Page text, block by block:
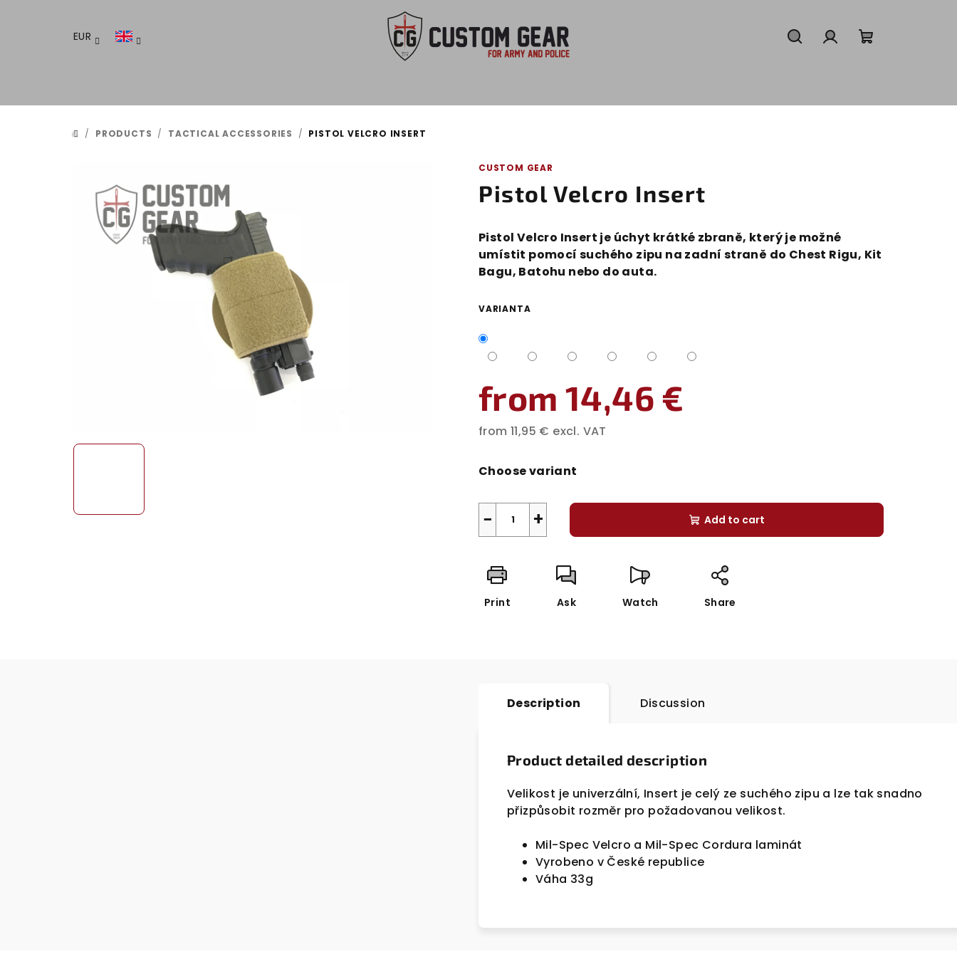
EUR
HOME
/ PRODUCTS / TACTICAL ACCESSORIES / PISTOL VELCRO INSERT
CUSTOM GEAR
Pistol Velcro Insert
Pistol Velcro Insert je úchyt krátké zbraně, který je možné
umístit pomocí suchého zipu na zadní straně do Chest Rigu, Kit
Bagu, Batohu nebo do auta.
VARIANTA
from 14,46 €
from 11,95 € excl. VAT
price:
Choose variant
+
− Add to cart
Print Ask Watch Share
Description Discussion
Product detailed description
Velikost je univerzální, Insert je celý ze suchého zipu a lze tak snadno
přizpůsobit rozměr pro požadovanou velikost.
Mil-Spec Velcro a Mil-Spec Cordura laminát
Vyrobeno v České republice
Váha 33g